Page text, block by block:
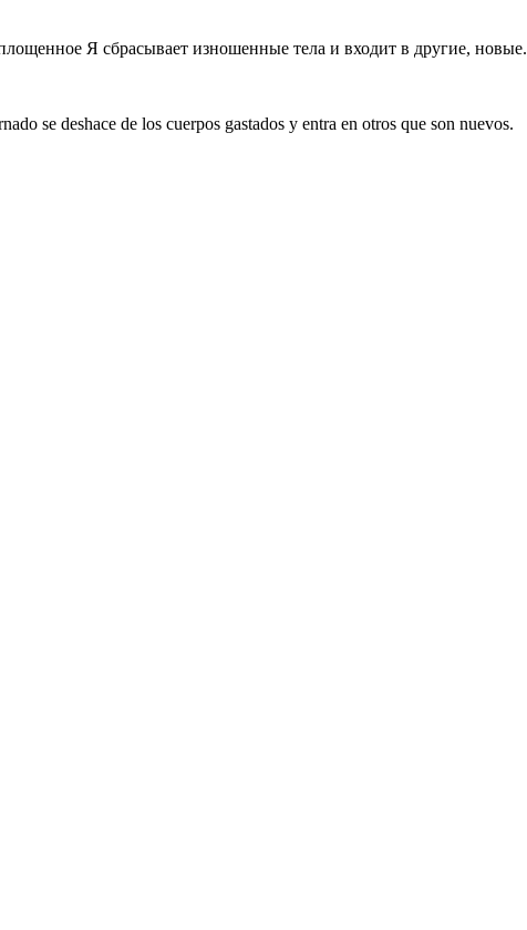
Я сбрасывает изношенные тела и входит в другие, новые.
se deshace de los cuerpos gastados y entra en otros que son nuevos.